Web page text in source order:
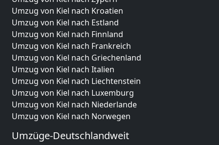
Umzug von Kiel nach Kroatien
Umzug von Kiel nach Estland
Umzug von Kiel nach Finnland
Umzug von Kiel nach Frankreich
Umzug von Kiel nach Griechenland
Umzug von Kiel nach Italien
Umzug von Kiel nach Liechtenstein
Umzug von Kiel nach Luxemburg
Umzug von Kiel nach Niederlande
Umzug von Kiel nach Norwegen
Umzüge-Deutschlandweit